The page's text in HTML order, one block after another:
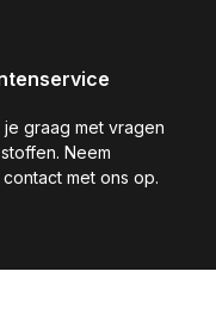
graag met vragen
Neem
met ons op.